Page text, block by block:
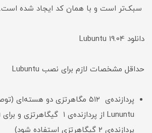
سبک‌تر است و با همان کد ایجاد شده است.
دانلود Lubuntu 19.04
حداقل مشخصات لازم برای نصب Lubuntu
پردازنده‌ی ۵۱۲ مگاهرتزی دو
پردازنده‌ی ۲ گیگاهرتزی استفاده شود)